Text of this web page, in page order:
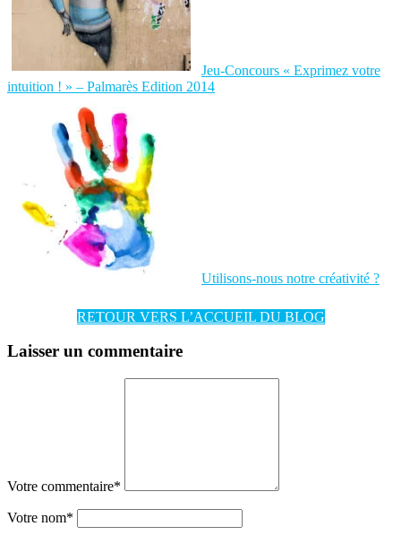
Jeu-Concours « Exprimez votre
intuition ! » – Palmarès Edition 2014
Utilisons-nous notre créativité ?
RETOUR VERS L’ACCUEIL DU BLOG
Laisser un commentaire
Votre commentaire*
Votre nom*